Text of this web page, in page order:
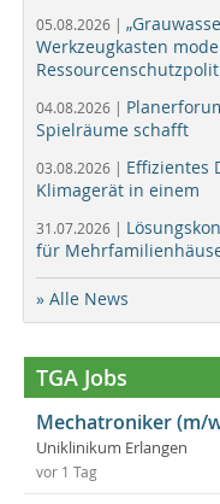
05.08.2026 |
Werkzeugkasten
04.08.2026 |
Spielräume schafft
03.08.2026 | Effizientes
Klimagerät in einem
31.07.2026 |
für
» Alle News
TGA Jobs
Mechatroniker (m/
Uniklinikum Erlangen
vor 1 Tag